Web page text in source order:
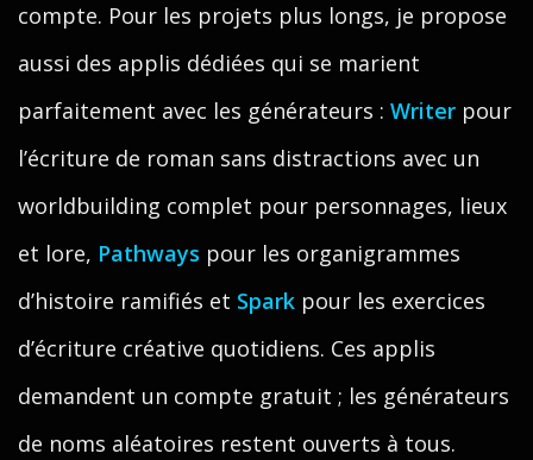
compte. Pour les projets plus longs, je propose
aussi des applis dédiées qui se marient
parfaitement avec les générateurs : Writer pour
l’écriture de roman sans distractions avec un
worldbuilding complet pour personnages, lieux
et lore, Pathways pour les organigrammes
d’histoire ramifiés et Spark pour les exercices
d’écriture créative quotidiens. Ces applis
demandent un compte gratuit ; les générateurs
de noms aléatoires restent ouverts à tous.